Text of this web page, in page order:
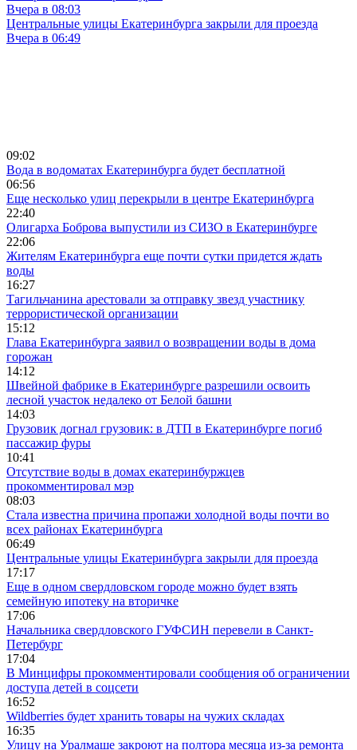
Вчера в 08:03
Центральные улицы Екатеринбурга закрыли для проезда
Вчера в 06:49
09:02
Вода в водоматах Екатеринбурга будет бесплатной
06:56
Еще несколько улиц перекрыли в центре Екатеринбурга
22:40
Олигарха Боброва выпустили из СИЗО в Екатеринбурге
22:06
Жителям Екатеринбурга еще почти сутки придется ждать
воды
16:27
Тагильчанина арестовали за отправку звезд участнику
террористической организации
15:12
Глава Екатеринбурга заявил о возвращении воды в дома
горожан
14:12
Швейной фабрике в Екатеринбурге разрешили освоить
лесной участок недалеко от Белой башни
14:03
Грузовик догнал грузовик: в ДТП в Екатеринбурге погиб
пассажир фуры
10:41
Отсутствие воды в домах екатеринбуржцев
прокомментировал мэр
08:03
Стала известна причина пропажи холодной воды почти во
всех районах Екатеринбурга
06:49
Центральные улицы Екатеринбурга закрыли для проезда
17:17
Еще в одном свердловском городе можно будет взять
семейную ипотеку на вторичке
17:06
Начальника свердловского ГУФСИН перевели в Санкт-
Петербург
17:04
В Минцифры прокомментировали сообщения об ограничении
доступа детей в соцсети
16:52
Wildberries будет хранить товары на чужих складах
16:35
Улицу на Уралмаше закроют на полтора месяца из-за ремонта